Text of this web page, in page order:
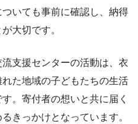
いても事前に確認し、納得
大切です。
支援センターの活動は、衣
た地域の子どもたちの生活
。寄付者の想いと共に届く
きっかけとなっています。